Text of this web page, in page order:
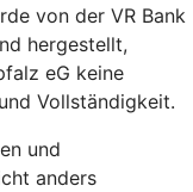
von der VR Bank
hergestellt,
eG keine
Vollständigkeit.
und
anders